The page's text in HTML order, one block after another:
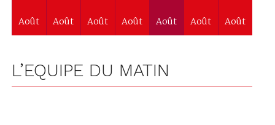
Août Août Août Août Août Août Août
L’EQUIPE DU MATIN